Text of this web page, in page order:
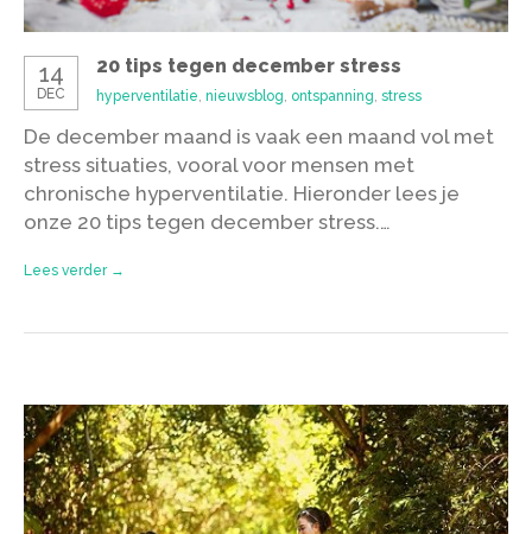
14
DEC
20 tips tegen december stress
hyperventilatie, nieuwsblog, ontspanning, stress
De december maand is vaak een maand vol met
stress situaties, vooral voor mensen met
chronische hyperventilatie. Hieronder lees je
onze 20 tips tegen december stress.…
Lees verder →